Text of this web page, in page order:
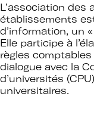
L’association des
établissements
d’information, un
Elle participe à
règles
dialogue avec la
d’universités
universitaires.